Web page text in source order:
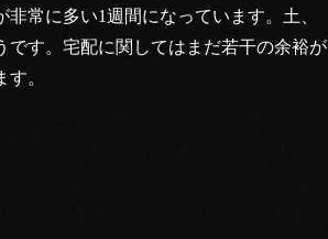
常に多い1週間になっています。土、
す。宅配に関してはまだ若干の余裕が
。